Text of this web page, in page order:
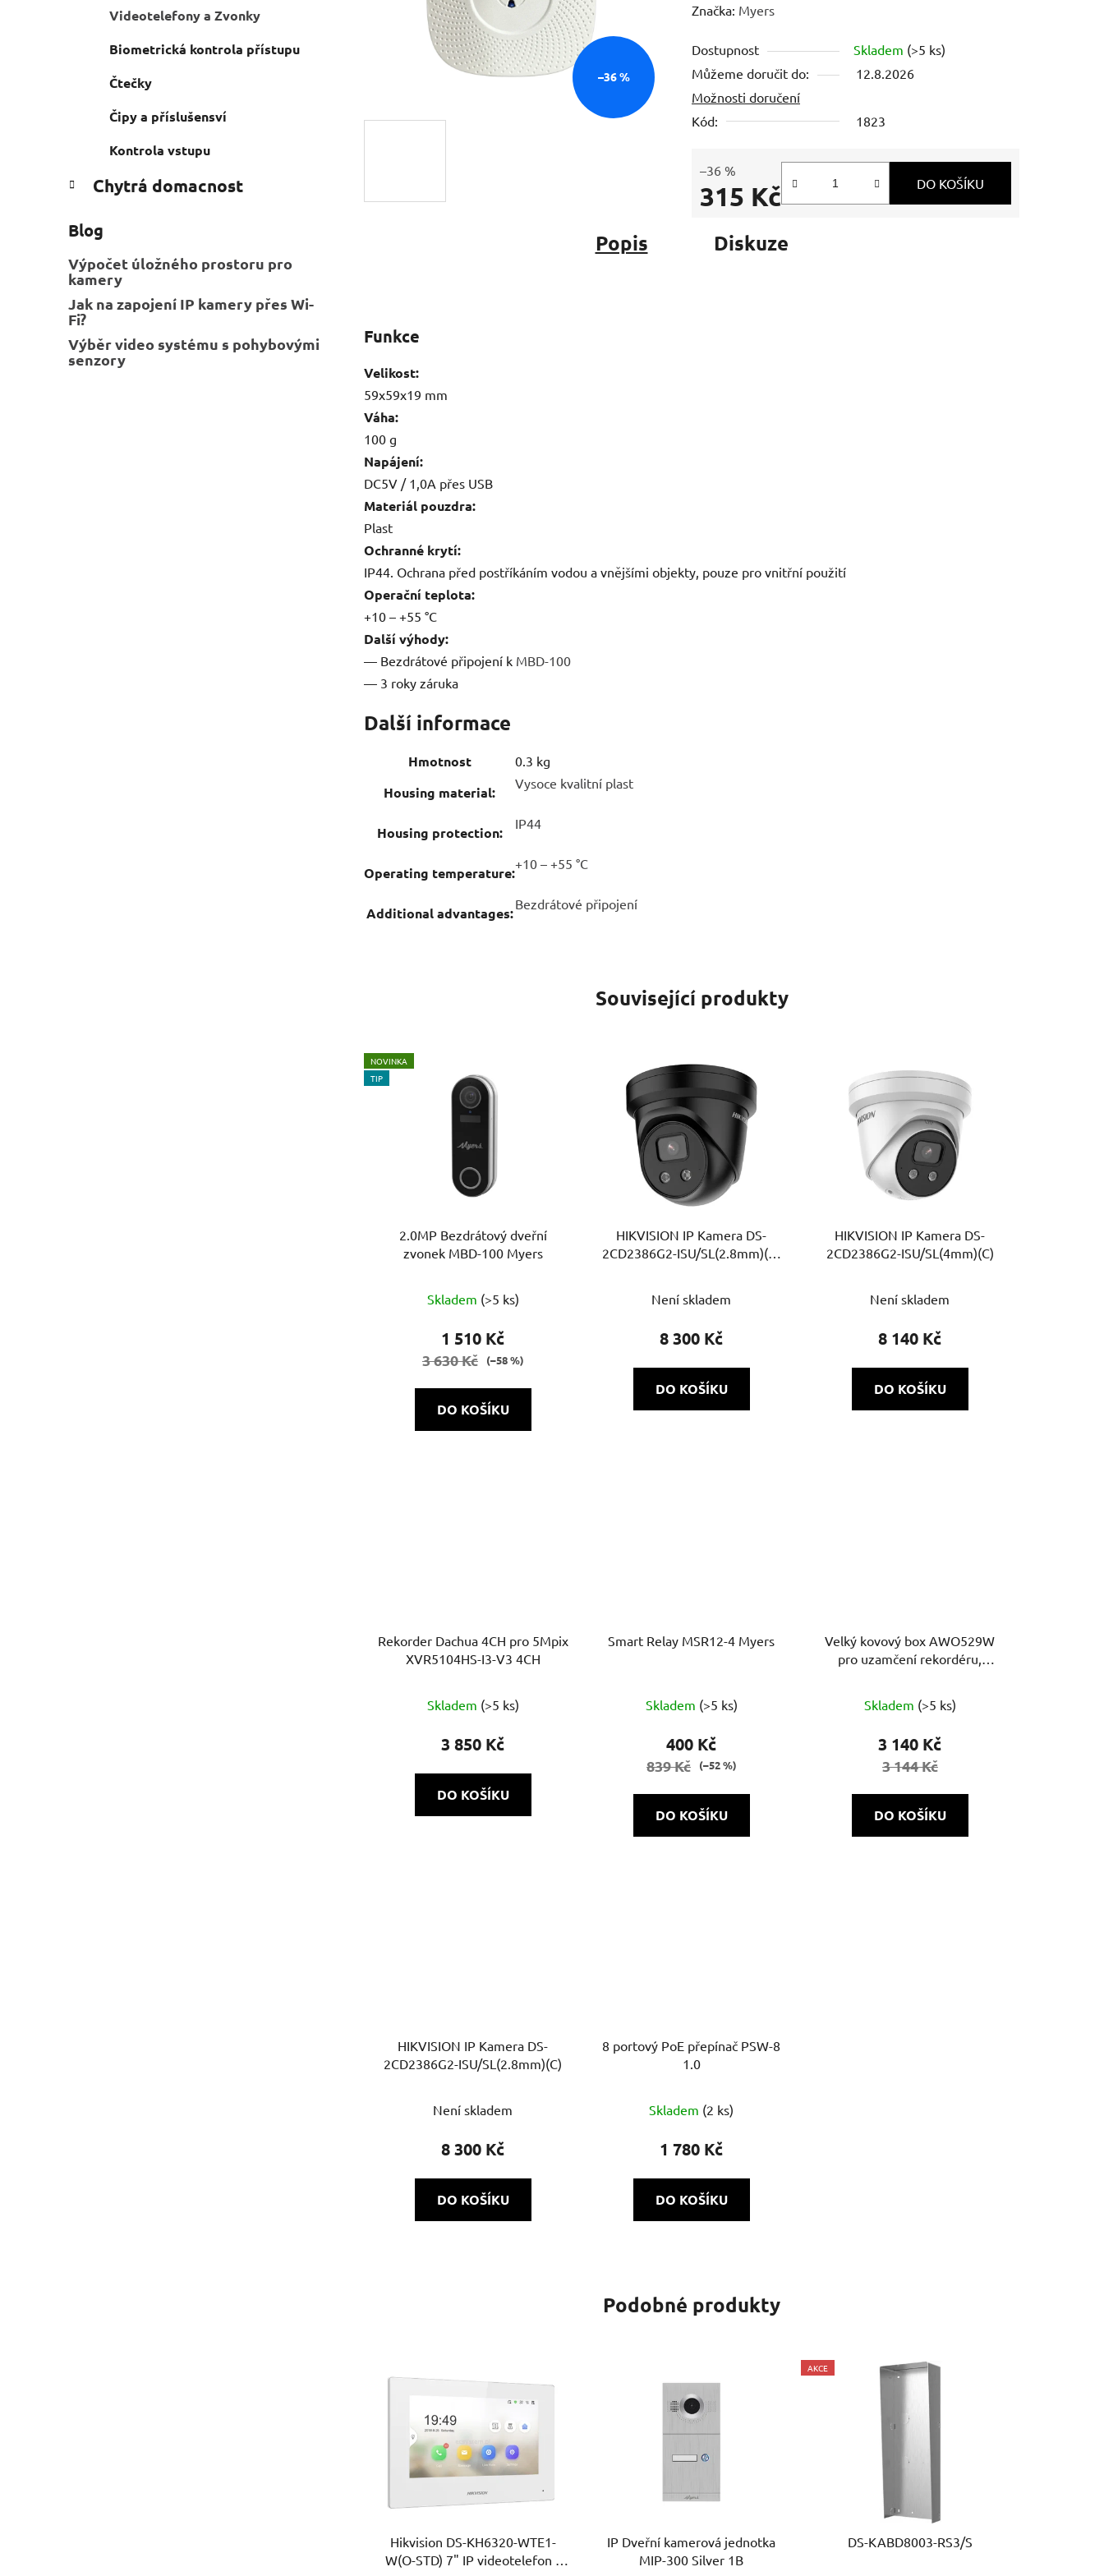
Videotelefony a Zvonky
Biometrická kontrola přístupu
Čtečky
Čipy a příslušensví
Kontrola vstupu
Chytrá domacnost
Blog
Výpočet úložného prostoru pro
kamery
Jak na zapojení IP kamery přes Wi-
Fi?
Výběr video systému s pohybovými
senzory
hodnocení
je
0,0
z
5
Značka: Myers
Dostupnost Skladem (>5 ks)
Můžeme doručit do:
12.8.2026
Možnosti doručení
Kód:
1823
–36 %
315 Kč DO KOŠÍKU
–36 %
Popis Diskuze
Funkce
Velikost:
59x59x19 mm
Váha:
100 g
Napájení:
DC5V / 1,0A přes USB
Materiál pouzdra:
Plast
Ochranné krytí:
IP44. Ochrana před postříkáním vodou a vnějšími objekty, pouze pro vnitřní použití
Operační teplota:
+10 – +55 °C
Další výhody:
— Bezdrátové připojení k MBD-100
— 3 roky záruka
Další informace
Hmotnost 0.3 kg
Housing material:
Vysoce kvalitní plast
Housing protection:
IP44
Operating temperature:
+10 – +55 °C
Additional advantages:
Bezdrátové připojení
Související produkty
NOVINKA
TIP
2.0MP Bezdrátový dveřní
zvonek MBD-100 Myers
Skladem (>5 ks)
1 510 Kč
3 630 Kč (–58 %)
DO KOŠÍKU
HIKVISION IP Kamera DS-
2CD2386G2-ISU/SL(2.8mm)(C)
Není skladem
8 300 Kč
DO KOŠÍKU
HIKVISION IP Kamera DS-
2CD2386G2-ISU/SL(4mm)(C)
Není skladem
8 140 Kč
DO KOŠÍKU
Rekorder Dachua 4CH pro 5Mpix
XVR5104HS-I3-V3 4CH
Skladem (>5 ks)
3 850 Kč
DO KOŠÍKU
Smart Relay MSR12-4 Myers
Skladem (>5 ks)
400 Kč
839 Kč (–52 %)
DO KOŠÍKU
Velký kovový box AWO529W
pro uzamčení rekordéru,
Skladem (>5 ks)
3 140 Kč
3 144 Kč
DO KOŠÍKU
HIKVISION IP Kamera DS-
2CD2386G2-ISU/SL(2.8mm)(C)
Není skladem
8 300 Kč
DO KOŠÍKU
8 portový PoE přepínač PSW-8
1.0
Skladem (2 ks)
1 780 Kč
DO KOŠÍKU
Podobné produkty
Hikvision DS-KH6320-WTE1-
W(O-STD) 7" IP videotelefon s
IP Dveřní kamerová jednotka
MIP-300 Silver 1B
AKCE
DS-KABD8003-RS3/S